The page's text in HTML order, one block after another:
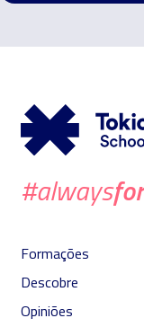
#always
Formações
Descobre
Opiniões